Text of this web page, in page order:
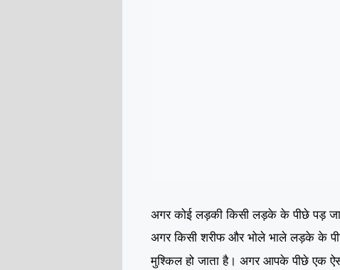
अगर कोई लड़की किसी लड़के के पीछे पड़
अगर किसी शरीफ और भोले भाले लड़के के
मुश्किल हो जाता है। अगर आपके पीछे एक